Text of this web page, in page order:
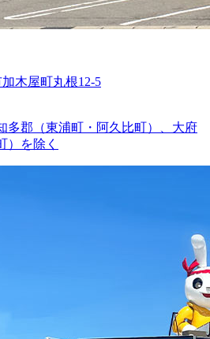
木屋町丸根12-5
多郡（東浦町・阿久比町）、大府
）を除く